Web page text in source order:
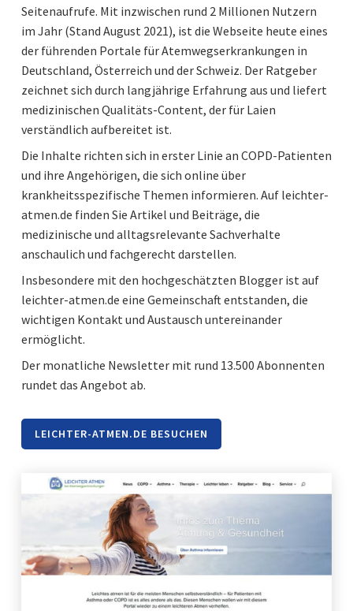
Seitenaufrufe. Mit inzwischen rund 2 Millionen Nutzern
im Jahr (Stand August 2021), ist die Webseite heute eines
der führenden Portale für Atemwegserkrankungen in
Deutschland, Österreich und der Schweiz. Der Ratgeber
zeichnet sich durch langjährige Erfahrung aus und liefert
medizinischen Qualitäts-Content, der für Laien
verständlich aufbereitet ist.
Die Inhalte richten sich in erster Linie an COPD-Patienten
und ihre Angehörigen, die sich online über
krankheitsspezifische Themen informieren. Auf leichter-
atmen.de finden Sie Artikel und Beiträge, die
medizinische und alltagsrelevante Sachverhalte
anschaulich und fachgerecht darstellen.
Insbesondere mit den hochgeschätzten Blogger ist auf
leichter-atmen.de eine Gemeinschaft entstanden, die
wichtigen Kontakt und Austausch untereinander
ermöglicht.
Der monatliche Newsletter mit rund 13.500 Abonnenten
rundet das Angebot ab.
LEICHTER-ATMEN.DE BESUCHEN